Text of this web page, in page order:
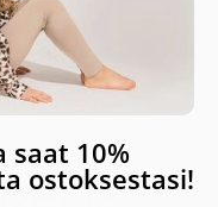
saat 10%
ostoksestasi!